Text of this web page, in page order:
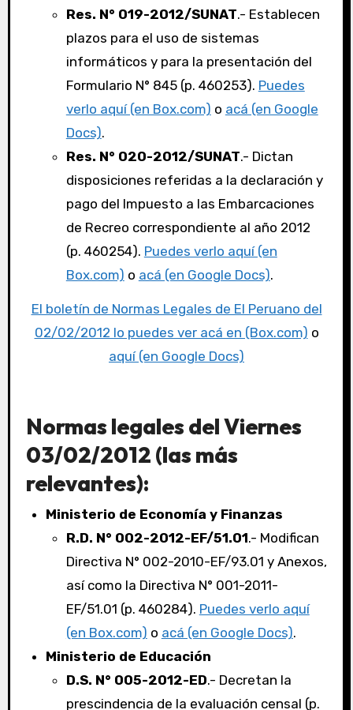
Res. N° 019-2012/SUNAT.- Establecen
plazos para el uso de sistemas
informáticos y para la presentación del
Formulario N° 845 (p. 460253). Puedes
verlo aquí (en Box.com) o acá (en Google
Docs).
Res. N° 020-2012/SUNAT.- Dictan
disposiciones referidas a la declaración y
pago del Impuesto a las Embarcaciones
de Recreo correspondiente al año 2012
(p. 460254). Puedes verlo aquí (en
Box.com) o acá (en Google Docs).
El boletín de Normas Legales de El Peruano del
02/02/2012 lo puedes ver acá en (Box.com) o
aquí (en Google Docs)
Normas legales del Viernes
03/02/2012 (las más
relevantes):
Ministerio de Economía y Finanzas
R.D. N° 002-2012-EF/51.01.- Modifican
Directiva N° 002-2010-EF/93.01 y Anexos,
así como la Directiva N° 001-2011-
EF/51.01 (p. 460284). Puedes verlo aquí
(en Box.com) o acá (en Google Docs).
Ministerio de Educación
D.S. N° 005-2012-ED.- Decretan la
prescindencia de la evaluación censal (p.